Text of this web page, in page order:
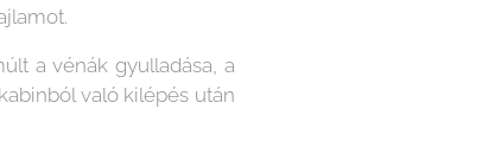
a vénák gyulladása, a
való kilépés után